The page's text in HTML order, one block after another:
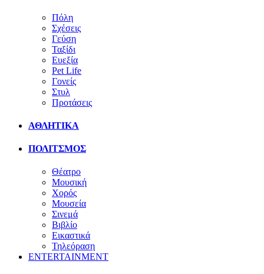
Πόλη
Σχέσεις
Γεύση
Ταξίδι
Ευεξία
Pet Life
Γονείς
Στυλ
Προτάσεις
ΑΘΛΗΤΙΚΑ
ΠΟΛΙΤΣΜΟΣ
Θέατρο
Μουσική
Χορός
Μουσεία
Σινεμά
Βιβλίο
Εικαστικά
Τηλεόραση
ENTERTAINMENT